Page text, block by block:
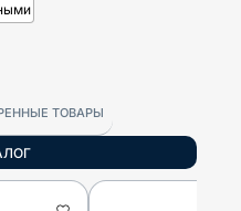
ТОВАРЫ